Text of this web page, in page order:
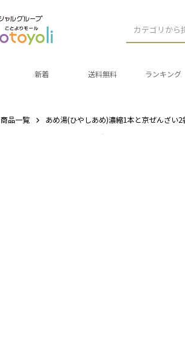
カテゴリから
新着 送料無料 ランキング
商品一覧 あめ湯(ひやしあめ)濃縮1本と京ぜんざい2